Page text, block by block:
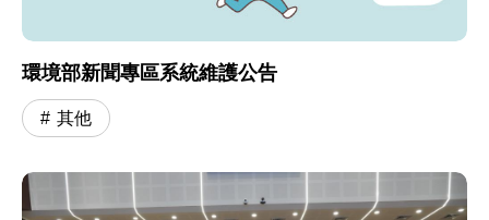
環境部新聞專區系統維護公告
其他